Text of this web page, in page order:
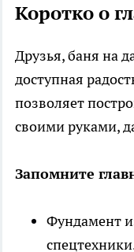
Коротко о
Друзья, баня на
доступная
позволяет
своими руками,
Запомните
Фундамент